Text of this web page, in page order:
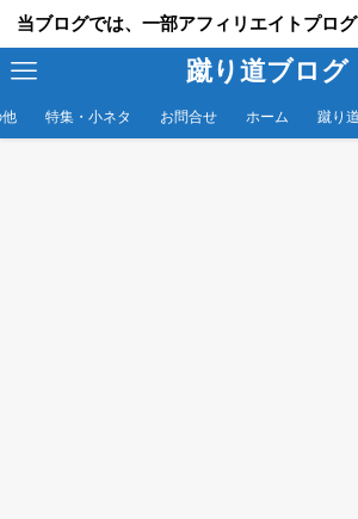
当ブログでは、一部アフィリエイトプログ
蹴り道ブログ
特集・小ネタ お問合せ ホーム 蹴り